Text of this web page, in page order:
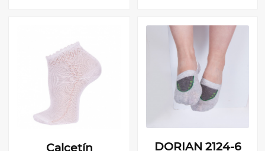
Calcetín
DORIAN 2124-6